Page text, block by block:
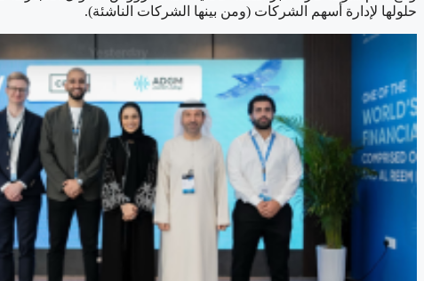
حلولها لإدارة أسهم الشركات (ومن بينها الشركات الناشئة).